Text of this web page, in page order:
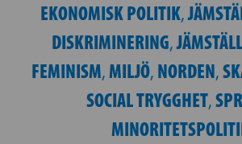
EKONOMISK POLITIK,
DISKRIMINERING,
FEMINISM,MILJÖ, NORDEN,
SOCIAL TRYGGHET,